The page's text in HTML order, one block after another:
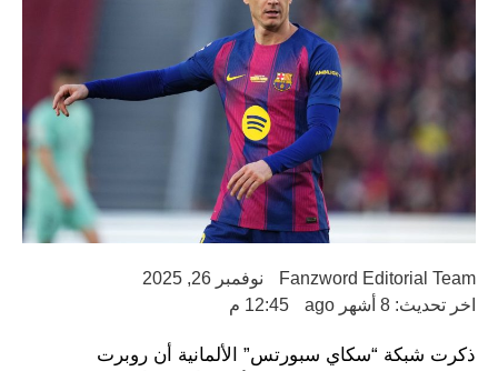
Fanzword Editorial Team
نوفمبر 26, 2025
اخر تحديث: 8 أشهر ago
12:45 م
ذكرت شبكة “سكاي سبورتس” الألمانية أن روبرت